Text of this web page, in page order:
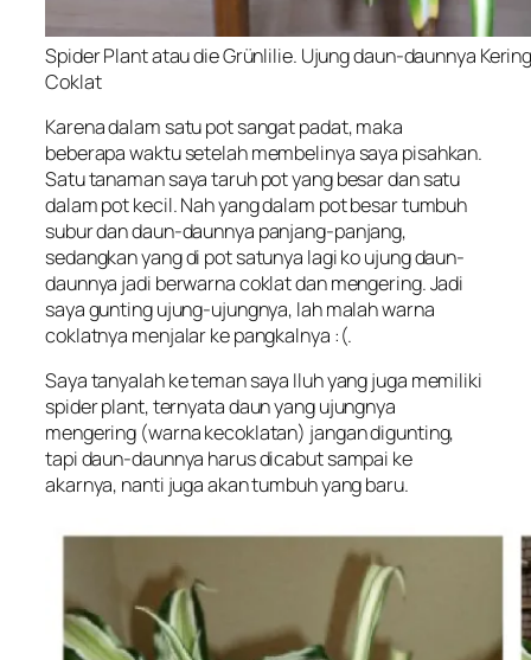
Spider Plant atau die Grünlilie. Ujung daun-daunnya
Coklat
Karena dalam satu pot sangat padat, maka
beberapa waktu setelah membelinya saya pisahkan.
Satu tanaman saya taruh pot yang besar dan satu
dalam pot kecil. Nah yang dalam pot besar tumbuh
subur dan daun-daunnya panjang-panjang,
sedangkan yang di pot satunya lagi ko ujung daun-
daunnya jadi berwarna coklat dan mengering. Jadi
saya gunting ujung-ujungnya, lah malah warna
coklatnya menjalar ke pangkalnya :(.
Saya tanyalah ke teman saya Iluh yang juga memiliki
spider plant, ternyata daun yang ujungnya
mengering (warna kecoklatan) jangan digunting,
tapi daun-daunnya harus dicabut sampai ke
akarnya, nanti juga akan tumbuh yang baru.